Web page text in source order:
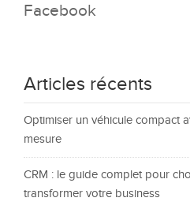
Facebook
Articles récents
Optimiser un véhicule compact
mesure
CRM : le guide complet pour
transformer votre business